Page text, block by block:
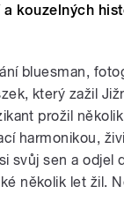
kouzelných
bluesman,
který zažil
prožil
harmonikou,
svůj sen a odjel
několik let žil.